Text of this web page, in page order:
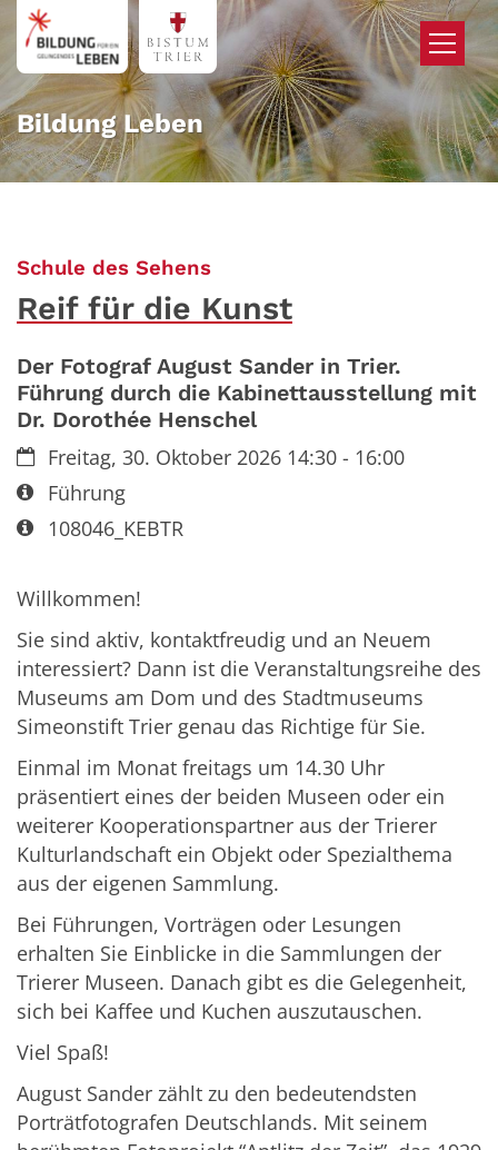
Zum Inhalt springen
Bildung Leben
Schule des Sehens:
Reif für die Kunst
Der Fotograf August Sander in Trier.
Führung durch die Kabinettausstellung mit
Dr. Dorothée Henschel
Datum:Freitag, 30. Oktober 2026 14:30 - 16:00
Art bzw. Nummer:
Führung
Art bzw. Nummer:
108046_KEBTR
Willkommen!
Sie sind aktiv, kontaktfreudig und an Neuem
interessiert? Dann ist die Veranstaltungsreihe des
Museums am Dom und des Stadtmuseums
Simeonstift Trier genau das Richtige für Sie.
Einmal im Monat freitags um 14.30 Uhr
präsentiert eines der beiden Museen oder ein
weiterer Kooperationspartner aus der Trierer
Kulturlandschaft ein Objekt oder Spezialthema
aus der eigenen Sammlung.
Bei Führungen, Vorträgen oder Lesungen
erhalten Sie Einblicke in die Sammlungen der
Trierer Museen. Danach gibt es die Gelegenheit,
sich bei Kaffee und Kuchen auszutauschen.
Viel Spaß!
August Sander zählt zu den bedeutendsten
Porträtfotografen Deutschlands. Mit seinem